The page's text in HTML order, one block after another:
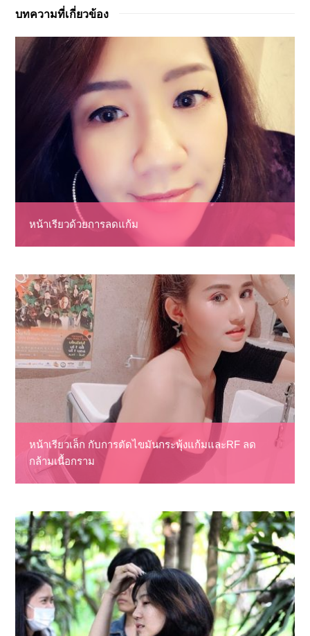
บทความที่เกี่ยวข้อง
หน้าเรียวด้วยการลดแก้ม
หน้าเรียวเล็ก กับการตัดไขมันกระพุ้งแก้มและRF ลด
กล้ามเนื้อกราม